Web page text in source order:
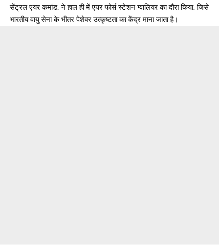
सेंट्रल एयर कमांड, ने हाल ही में एयर फोर्स स्टेशन ग्वालियर का दौरा किया, जिसे
भारतीय वायु सेना के भीतर पेशेवर उत्कृष्टता का केंद्र माना जाता है।